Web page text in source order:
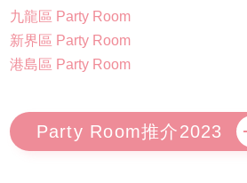
九龍區 Party Room
新界區 Party Room
港島區 Party Room
Party Room推介2023